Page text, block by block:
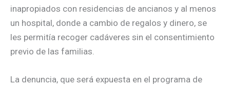
inapropiados con residencias de ancianos y al menos
un hospital, donde a cambio de regalos y dinero, se
les permitía recoger cadáveres sin el consentimiento
previo de las familias.
La denuncia, que será expuesta en el programa de